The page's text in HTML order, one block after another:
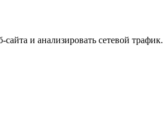
и анализировать сетевой трафик.